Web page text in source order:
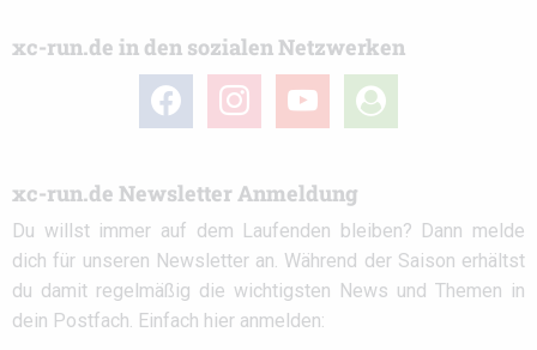
xc-run.de in den sozialen Netzwerken
facebook instagramyoutube
user-
circle
xc-run.de Newsletter Anmeldung
Du willst immer auf dem Laufenden bleiben? Dann melde
dich für unseren Newsletter an. Während der Saison erhältst
du damit regelmäßig die wichtigsten News und Themen in
dein Postfach. Einfach hier anmelden: